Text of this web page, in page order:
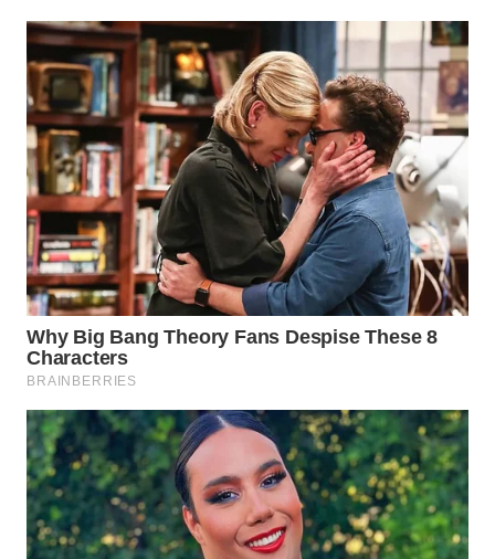
WN
SURABAYA
WN
NATUNA
WN
BINTAN
WN
MANDALIKA
WN
LIKUPANG
WN
LABUANBAJO
WN
BORNEO